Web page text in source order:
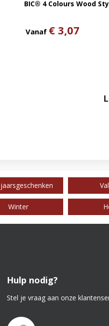
BIC® 4 Colours Wood
Vanaf € 3,07
Winter
Hulp nodig?
Stel je vraag aan onze